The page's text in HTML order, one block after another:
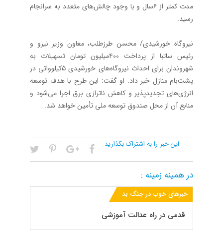
مدت کمتر از ۶سال و با وجود چالش‌های متعدد به سرانجام
رسید.
نیروگاه خورشیدی/ محسن طرز‌طلب، معاون وزیر نیرو و
رئیس ساتبا از پرداخت ۴۰۰میلیون تومان تسهیلات به
شهروندان برای احداث نیروگاه‌های خورشیدی ۵کیلوواتی در
پشت‌بام منازل خبر داد. او گفت: این طرح با هدف توسعه
انرژی‌های تجدیدپذیر و کاهش ناترازی برق اجرا می‌شود و
منابع آن از محل صندوق توسعه ملی تأمین خواهد شد.
این خبر را به اشتراک بگذارید
در همینه زمینه :
خبرهای خوب در جنگ بد
قدمی در راه عدالت آموزشی